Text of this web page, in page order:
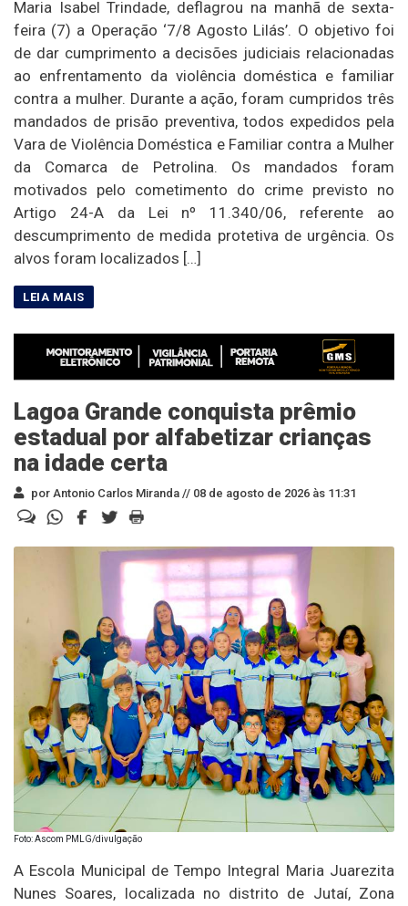
Maria Isabel Trindade, deflagrou na manhã de sexta-
feira (7) a Operação ‘7/8 Agosto Lilás’. O objetivo foi
de dar cumprimento a decisões judiciais relacionadas
ao enfrentamento da violência doméstica e familiar
contra a mulher. Durante a ação, foram cumpridos três
mandados de prisão preventiva, todos expedidos pela
Vara de Violência Doméstica e Familiar contra a Mulher
da Comarca de Petrolina. Os mandados foram
motivados pelo cometimento do crime previsto no
Artigo 24-A da Lei nº 11.340/06, referente ao
descumprimento de medida protetiva de urgência. Os
alvos foram localizados […]
Lagoa Grande conquista prêmio
estadual por alfabetizar crianças
na idade certa
por Antonio Carlos Miranda // 08 de agosto de 2026 às 11:31
Foto: Ascom PMLG/divulgação
A Escola Municipal de Tempo Integral Maria Juarezita
Nunes Soares, localizada no distrito de Jutaí, Zona